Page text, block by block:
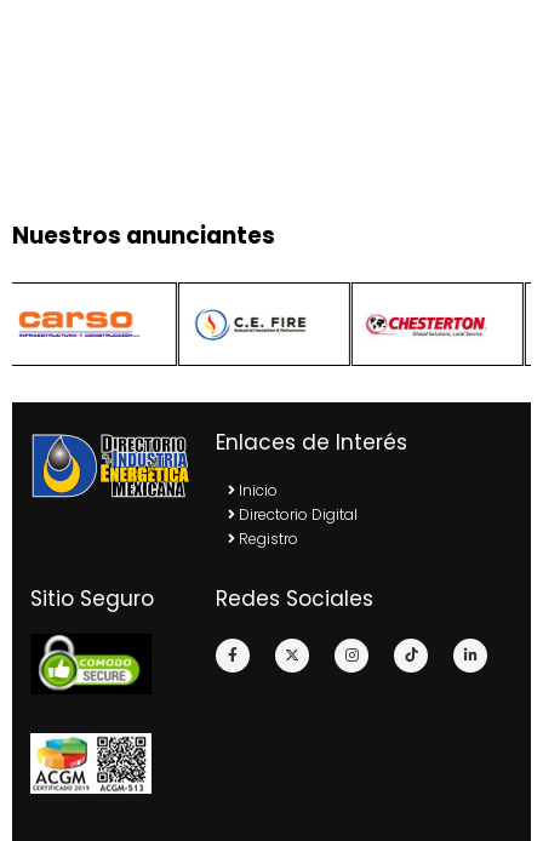
Nuestros anunciantes
Enlaces de Interés
Inicio
Directorio Digital
Registro
Sitio Seguro Redes Sociales